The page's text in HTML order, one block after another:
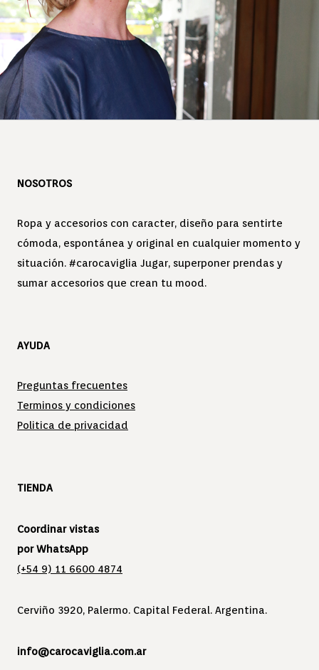
NOSOTROS
Ropa y accesorios con caracter, diseño para sentirte
cómoda, espontánea y original en cualquier momento y
situación. #carocaviglia Jugar, superponer prendas y
sumar accesorios que crean tu mood.
AYUDA
Preguntas frecuentes
Terminos y condiciones
Politica de privacidad
TIENDA
Coordinar vistas
por WhatsApp
(+54 9) 11 6600 4874
Cerviño 3920, Palermo. Capital Federal. Argentina.
info@carocaviglia.com.ar